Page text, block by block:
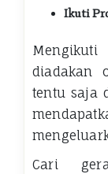
Ikuti
diadakan
tentu saja
Cari